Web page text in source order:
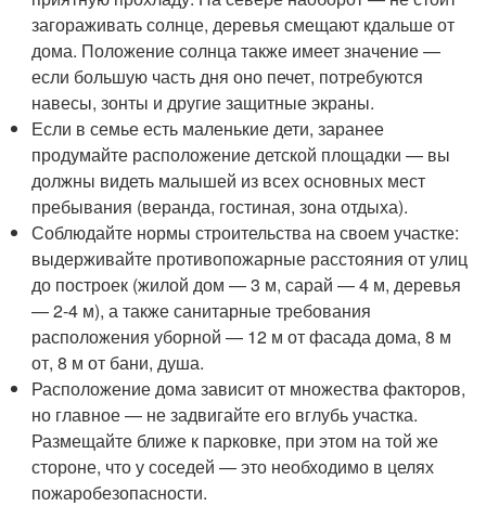
загораживать солнце, деревья смещают кдальше от
дома. Положение солнца также имеет значение —
если большую часть дня оно печет, потребуются
навесы, зонты и другие защитные экраны.
Если в семье есть маленькие дети, заранее
продумайте расположение детской площадки — вы
должны видеть малышей из всех основных мест
пребывания (веранда, гостиная, зона отдыха).
Соблюдайте нормы строительства на своем участке:
выдерживайте противопожарные расстояния от улиц
до построек (жилой дом — 3 м, сарай — 4 м, деревья
— 2-4 м), а также санитарные требования
расположения уборной — 12 м от фасада дома, 8 м
от, 8 м от бани, душа.
Расположение дома зависит от множества факторов,
но главное — не задвигайте его вглубь участка.
Размещайте ближе к парковке, при этом на той же
стороне, что у соседей — это необходимо в целях
пожаробезопасности.